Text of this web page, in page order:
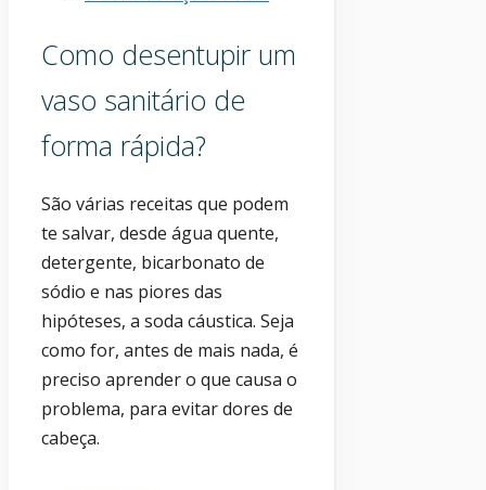
Como desentupir um
vaso sanitário de
forma rápida?
São várias receitas que podem
te salvar, desde água quente,
detergente, bicarbonato de
sódio e nas piores das
hipóteses, a soda cáustica. Seja
como for, antes de mais nada, é
preciso aprender o que causa o
problema, para evitar dores de
cabeça.